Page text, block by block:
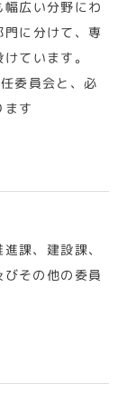
広い分野にわ
に分けて、専
ています。
委員会と、必
す
課、建設課、
その他の委員